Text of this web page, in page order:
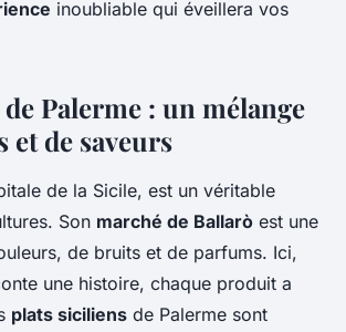
inoubliable qui éveillera vos
Palerme : un mélange
et de saveurs
de la Sicile, est un véritable
Son marché de Ballarò est une
de bruits et de parfums. Ici,
une histoire, chaque produit a
plats siciliens de Palerme sont